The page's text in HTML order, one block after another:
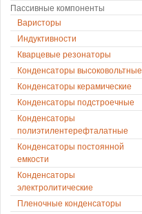
Пассивные компоненты
Варисторы
Индуктивности
Кварцевые резонаторы
Конденсаторы высоковольтные
Конденсаторы керамические
Конденсаторы подстроечные
Конденсаторы
полиэтилентерефталатные
Конденсаторы постоянной
емкости
Конденсаторы
электролитические
Пленочные конденсаторы